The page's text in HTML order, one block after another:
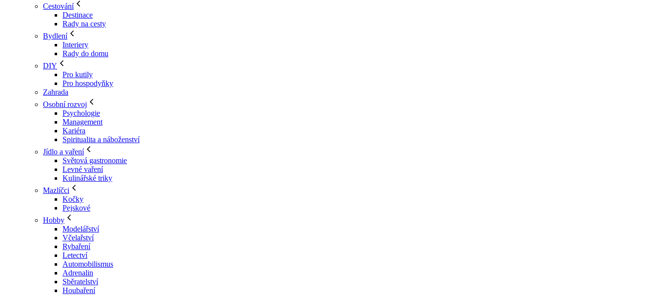
Cestování
Destinace
Rady na cesty
Bydlení
Interiery
Rady do domu
DIY
Pro kutily
Pro hospodyňky
Zahrada
Osobní rozvoj
Psychologie
Management
Kariéra
Spiritualita a náboženství
Jídlo a vaření
Světová gastronomie
Levné vaření
Kulinářské triky
Mazlíčci
Kočky
Pejskové
Hobby
Modelářství
Včelařství
Rybaření
Letectví
Automobilismus
Adrenalin
Sběratelství
Houbaření